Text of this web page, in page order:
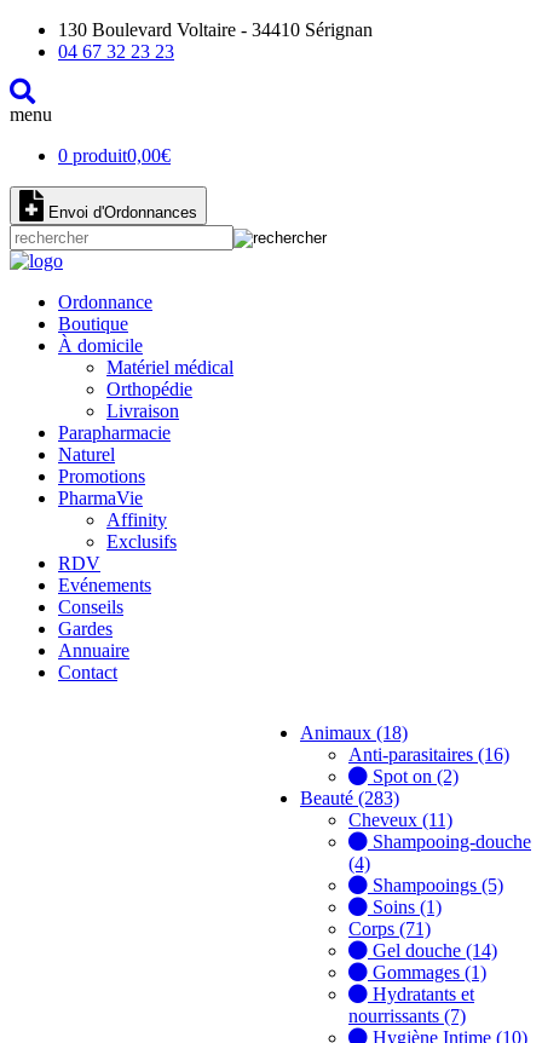
130 Boulevard Voltaire - 34410 Sérignan
04 67 32 23 23
menu
0 produit0,00€
Envoi d'Ordonnances
Ordonnance
Boutique
À domicile
Matériel médical
Orthopédie
Livraison
Parapharmacie
Naturel
Promotions
PharmaVie
Affinity
Exclusifs
RDV
Evénements
Conseils
Gardes
Annuaire
Contact
Animaux (18)
Anti-parasitaires (16)
Spot on (2)
Beauté (283)
Cheveux (11)
Shampooing-douche
(4)
Shampooings (5)
Soins (1)
Corps (71)
Gel douche (14)
Gommages (1)
Hydratants et
nourrissants (7)
Hygiène Intime (10)